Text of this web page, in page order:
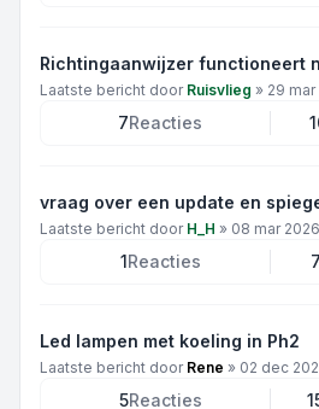
Richtingaanwijzer functioneert
Laatste bericht door Ruisvlieg » 29 mar
7Reacties
vraag over een update en
Laatste bericht door H_H » 08 mar 2026
1Reacties
Led lampen met koeling in Ph2
Laatste bericht door Rene » 02 dec
5Reacties